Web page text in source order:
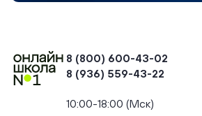
8 (800) 600-43-02
8 (936) 559-43-22
10:00-18:00 (Мск)